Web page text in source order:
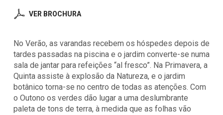
VER BROCHURA
No Verão, as varandas recebem os hóspedes depois de
tardes passadas na piscina e o jardim converte-se numa
sala de jantar para refeições “al fresco”. Na Primavera, a
Quinta assiste à explosão da Natureza, e o jardim
botânico torna-se no centro de todas as atenções. Com
o Outono os verdes dão lugar a uma deslumbrante
paleta de tons de terra, à medida que as folhas vão